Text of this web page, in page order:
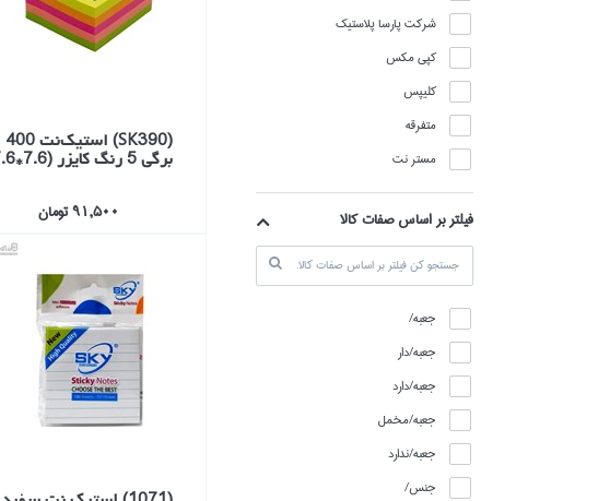
شركت پارسا پلاستيك
كپي مكس
كليپس
متفرقه
مستر نت
فیلتر بر اساس صفات کالا
جعبه/
جعبه/دار
جعبه/دارد
جعبه/مخمل
جعبه/ندارد
جنس/
(SK390) استيك‌نت 400
برگي 5 رنگ كايزر (7.6*7.6)
91,500 تومان